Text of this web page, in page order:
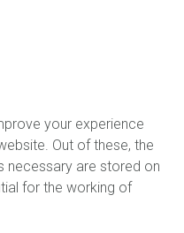
your experience
Out of these, the
necessary are stored on
for the working of